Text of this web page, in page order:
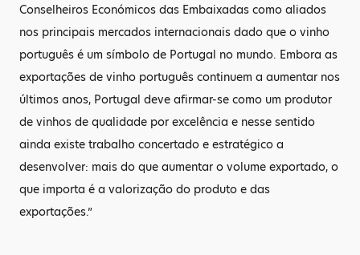
Conselheiros Económicos das Embaixadas como aliados
nos principais mercados internacionais dado que o vinho
português é um símbolo de Portugal no mundo. Embora as
exportações de vinho português continuem a aumentar nos
últimos anos, Portugal deve afirmar-se como um produtor
de vinhos de qualidade por excelência e nesse sentido
ainda existe trabalho concertado e estratégico a
desenvolver: mais do que aumentar o volume exportado, o
que importa é a valorização do produto e das
exportações.”